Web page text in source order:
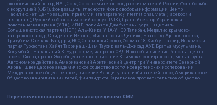
экологический центр, ИАЦ Сова, Союз комитетов солдатских матерей России, Фонд борьбы
с коррупцией (ФБК), Фонд защиты гласности, Фонд свободы информации, Центр
Насилию.нет, Центр защиты прав СМИ, Transparency International, Meta (Facebook и
Instagram), Русский добровольческий корпус (РДК), Правый сектор, Украинская
повстанческая армия (УПА), ИГИЛ, полк Азов, Джебхат ан-Нусра, Национал-
Большевистская партия (НБП), Аль-Каида, УНА-УНСО, Талибан, Меджлис крымско-
татарского народа, Свидетели Иеговы, Мизантропик Дивижн, Братство, Артподготовка,
Тризуб им. Степана Бандеры, НСО, Славянский союз, Формат-18, Хизб ут-Тахрир, Исламская
партия Туркестана, Хайят Тахрир аш-Шам, Таухид валь-Джихад, АУЕ, Братья мусульмане,
Колумбайн, Навальный, К. Буданов, медиапроект ОВД-Инфо, объединение Револьт-центр,
проект Сфера, проект Эхо, общественное движение Крымская солидарность, медиагруппа
Автономное действие, Американский Арктический центр при Университете Северной
Айовы, Швейцарское академическое общество восточноевропейских исследований,
Международное общественное движение В защиту прав избирателей Голос, Американское
Общество евангелизации детей, Финляндское Карельское просветительское общество.
Перечень иностранных агентов и запрещённых СМИ